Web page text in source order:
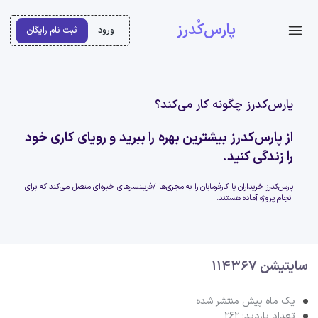
پارس‌کُدرز ورود ثبت نام رایگان
پارس‌کدرز چگونه کار می‌کند؟
از پارس‌کدرز بیشترین بهره را ببرید و رویای کاری خود
را زندگی کنید.
پارس‌کدرز خریداران یا کارفرمایان را به مجری‌ها /فریلنسرهای خبره‌ای متصل می‌کند که برای
انجام پروژه آماده هستند.
سایتیشن 114367
یک ماه پیش منتشر شده